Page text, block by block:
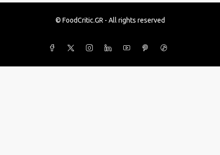
© FoodCritic.GR - All rights reserved